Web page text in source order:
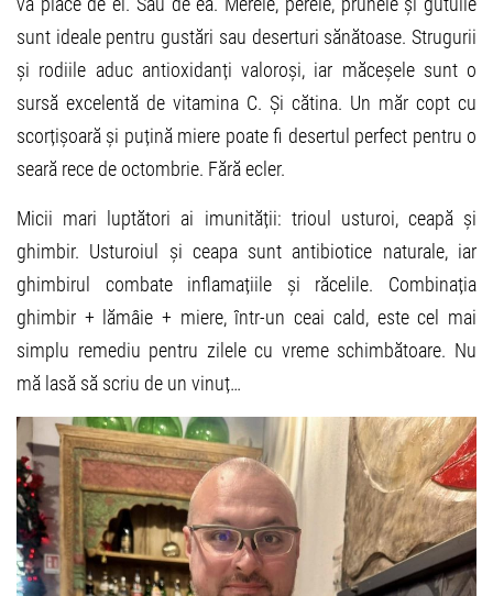
sunt ideale pentru gustări sau deserturi sănătoase. Strugurii
și rodiile aduc antioxidanți valoroși, iar măceșele sunt o
sursă excelentă de vitamina C. Și cătina. Un măr copt cu
scorțișoară și puțină miere poate fi desertul perfect pentru o
seară rece de octombrie. Fără ecler.
Micii mari luptători ai imunității: trioul usturoi, ceapă și
ghimbir. Usturoiul și ceapa sunt antibiotice naturale, iar
ghimbirul combate inflamațiile și răcelile. Combinația
ghimbir + lămâie + miere, într-un ceai cald, este cel mai
simplu remediu pentru zilele cu vreme schimbătoare. Nu
mă lasă să scriu de un vinuț…